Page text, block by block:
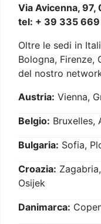
Via Avicenna, 97,
tel: + 39 335
Oltre le sedi in
Bologna, Firenze,
del nostro
Austria: Vienna,
Belgio: Bruxelles,
Bulgaria: Sofia,
Croazia:
Osijek
Danimarca: